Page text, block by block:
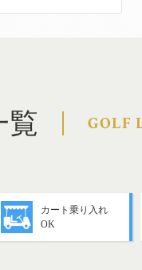
覧 GOLF
カート乗り入れ
OK